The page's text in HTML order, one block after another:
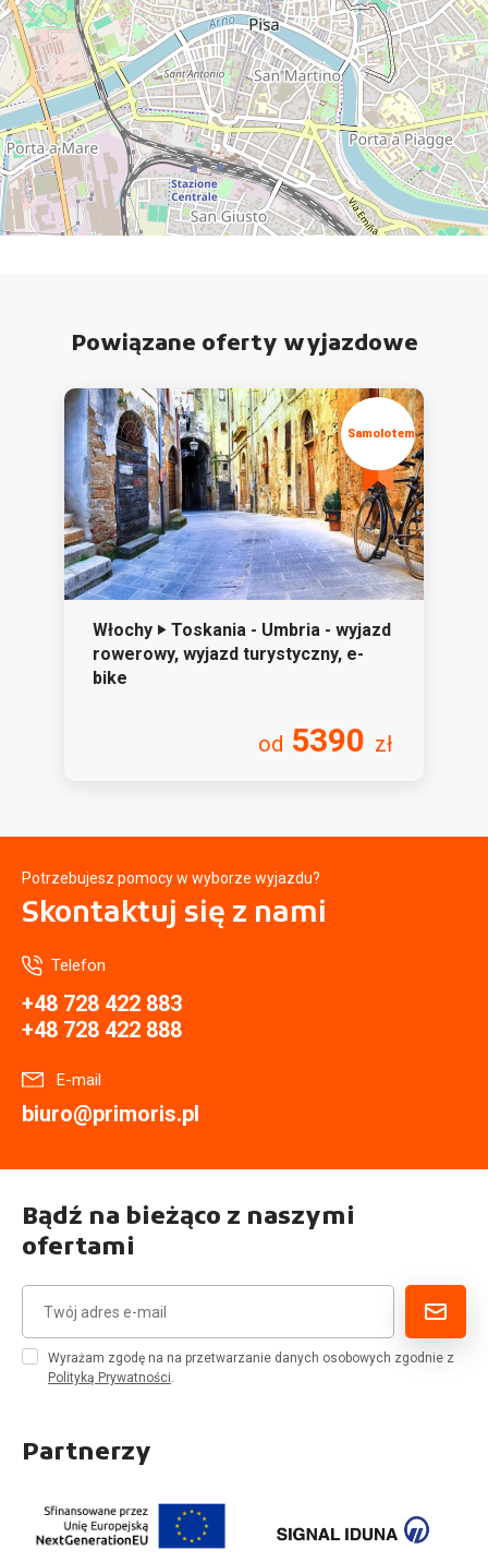
Powiązane oferty wyjazdowe
Włochy ‣ Toskania - Umbria - wyjazd
rowerowy, wyjazd turystyczny, e-
bike
od 5390 zł
Potrzebujesz pomocy w wyborze wyjazdu?
Skontaktuj się z nami
Telefon
+48 728 422 883
+48 728 422 888
E-mail
biuro@primoris.pl
Bądź na bieżąco z naszymi
ofertami
Wyrażam zgodę na na przetwarzanie danych osobowych zgodnie z
Polityką Prywatności.
Partnerzy